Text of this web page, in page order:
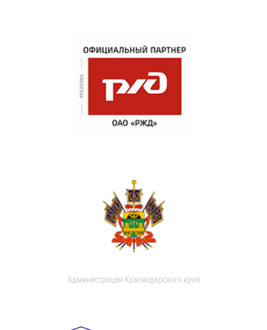
Администрация Краснодарского края